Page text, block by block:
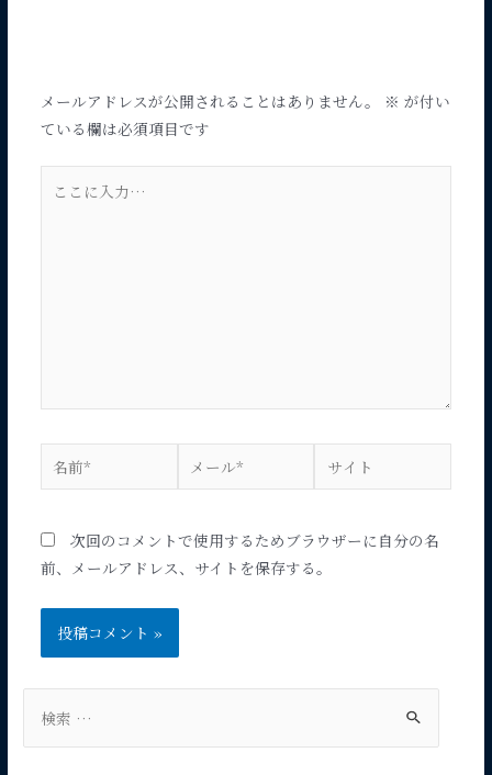
コメントする
メールアドレスが公開されることはありません。 ※ が付い
ている欄は必須項目です
*
次回のコメントで使用するためブラウザーに自分の名
前、メールアドレス、サイトを保存する。